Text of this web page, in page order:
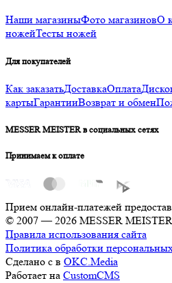
Наши магазиныФото магазиновО
ножейТесты ножей
Для покупателей
Как заказатьДоставкаОплата
картыГарантииВозврат и обмен
MESSER MEISTER в социальных сетях
Принимаем к оплате
Прием онлайн-платежей
© 2007 — 2026 MESSER MEISTER
Правила использования сайта
Политика обработки
Сделано с в OKC.Media
Работает на CustomCMS